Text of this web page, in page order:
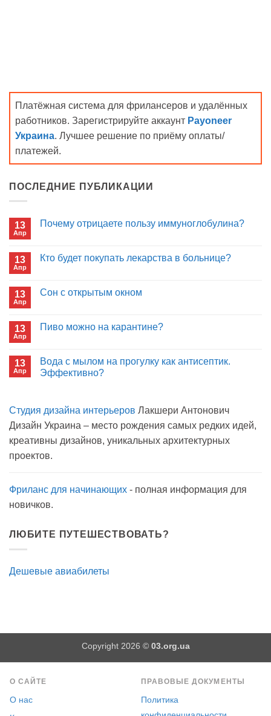
Платёжная система для фрилансеров и удалённых
работников. Зарегистрируйте аккаунт Payoneer
Украина. Лучшее решение по приёму оплаты/
платежей.
ПОСЛЕДНИЕ ПУБЛИКАЦИИ
13
Апр
Почему отрицаете пользу иммуноглобулина?
записи
Почему
13
Апр
Кто будет покупать лекарства в больнице?
записи
Кто
в
13
Апр
Сон с открытым окном
записи
Сон
13
Апр
Пиво можно на карантине?
записи
Пиво
можно
13
Апр
Вода с мылом на прогулку как антисептик.
Эффективно?
Вода
мылом
прогулку
антисептик.
Студия дизайна интерьеров Лакшери Антонович
Дизайн Украина – место рождения самых редких идей,
креативны дизайнов, уникальных архитектурных
проектов.
Фриланс для начинающих - полная информация для
новичков.
ЛЮБИТЕ ПУТЕШЕСТВОВАТЬ?
Дешевые авиабилеты
Copyright 2026 © 03.org.ua
О САЙТЕ
О нас
ПРАВОВЫЕ ДОКУМЕНТЫ
Политика